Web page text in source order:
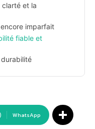
et la
imparfait
fiable et
durabilité
WhatsApp